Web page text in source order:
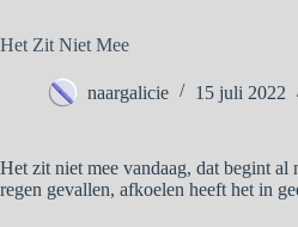
Het Zit Niet Mee
naargalicie 15 juli 2022
Het zit niet mee vandaag, dat begint
regen gevallen, afkoelen heeft het in